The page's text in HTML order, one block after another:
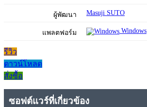
ผู้พัฒนา Masuji SUTO
แพลตฟอร์ม Windows
รีวิว
ดาวน์โหลด
สั่งซื้อ
ซอฟต์แวร์ที่เกี่ยวข้อง